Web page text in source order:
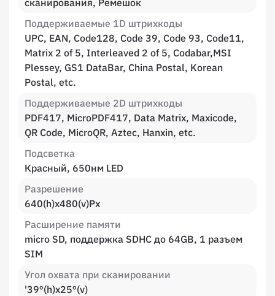
сканирования, Ремешок
Поддерживаемые 1D штрихкоды
UPC, EAN, Code128, Code 39, Code 93, Code11,
Matrix 2 of 5, Interleaved 2 of 5, Codabar,MSI
Plessey, GS1 DataBar, China Postal, Korean
Postal, etc.
Поддерживаемые 2D штрихкоды
PDF417, MicroPDF417, Data Matrix, Maxicode,
QR Code, MicroQR, Aztec, Hanxin, etc.
Подсветка
Красный, 650нм LED
Разрешение
640(h)х480(v)Px
Расширение памяти
micro SD, поддержка SDHC до 64GB, 1 разъем
SIM
Угол охвата при сканировании
'39º(h)x25º(v)